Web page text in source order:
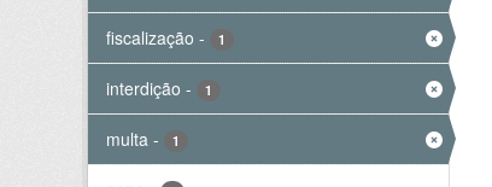
fiscalização - 1
interdição - 1
multa - 1